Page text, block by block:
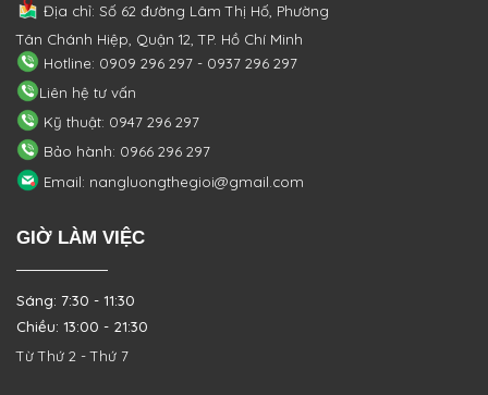
Địa chỉ: Số 62 đường Lâm Thị Hố, Phường
Tân Chánh Hiệp, Quận 12, TP. Hồ Chí Minh
Hotline: 0909 296 297 - 0937 296 297
Liên hệ tư vấn
Kỹ thuật: 0947 296 297
Bảo hành: 0966 296 297
Email: nangluongthegioi@gmail.com
GIỜ LÀM VIỆC
Sáng: 7:30 - 11:30
Chiều: 13:00 - 21:30
Từ Thứ 2 - Thứ 7